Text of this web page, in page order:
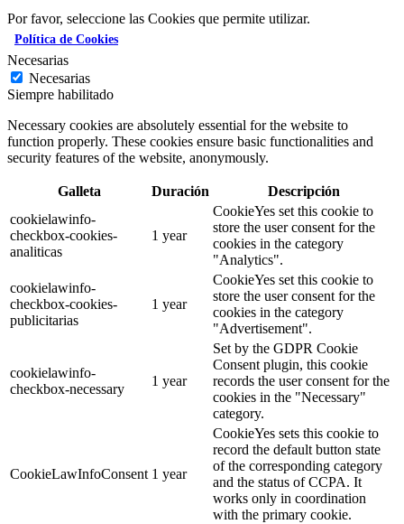
Por favor, seleccione las Cookies que permite utilizar.
Política de Cookies
Necesarias
Necesarias
Siempre habilitado
Necessary cookies are absolutely essential for the website to
function properly. These cookies ensure basic functionalities and
security features of the website, anonymously.
Galleta Duración
Descripción
cookielawinfo-
checkbox-cookies-
analiticas
1 year
CookieYes set this cookie to
store the user consent for the
cookies in the category
"Analytics".
cookielawinfo-
checkbox-cookies-
publicitarias
1 year
CookieYes set this cookie to
store the user consent for the
cookies in the category
"Advertisement".
cookielawinfo-
checkbox-necessary
1 year
Set by the GDPR Cookie
Consent plugin, this cookie
records the user consent for the
cookies in the "Necessary"
category.
CookieLawInfoConsent 1 year
CookieYes sets this cookie to
record the default button state
of the corresponding category
and the status of CCPA. It
works only in coordination
with the primary cookie.